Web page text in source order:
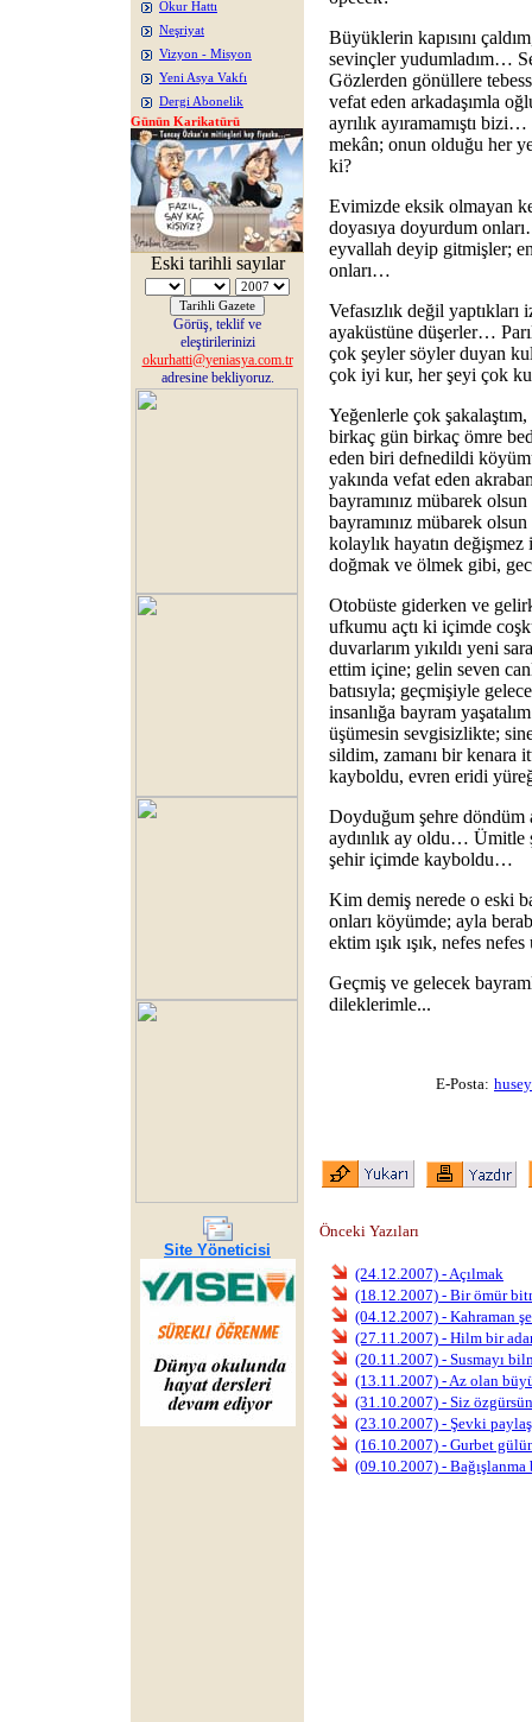
Okur Hattı
Neşriyat
Vizyon - Misyon
Yeni Asya Vakfı
Dergi Abonelik
Günün Karikatürü
Eski tarihli sayılar
Görüş, teklif ve
eleştirilerinizi
okurhatti@yeniasya.com.tr
adresine bekliyoruz.
Site Yöneticisi
Büyüklerin kapısını
sevinçler yudumladım…
Gözlerden gönüllere
vefat eden arkadaşımla
ayrılık ayıramamıştı
mekân; onun olduğu her
ki?
Evimizde eksik olmayan
doyasıya doyurdum
eyvallah deyip gitmişler;
onları…
Vefasızlık değil
ayaküstüne düşerler…
çok şeyler söyler duyan
çok iyi kur, her şeyi çok
Yeğenlerle çok şakalaştım,
birkaç gün birkaç ömre
eden biri defnedildi
yakında vefat eden
bayramınız mübarek
bayramınız mübarek
kolaylık hayatın
doğmak ve ölmek gibi,
Otobüste giderken ve
ufkumu açtı ki içimde
duvarlarım yıkıldı yeni
ettim içine; gelin seven
batısıyla; geçmişiyle
insanlığa bayram
üşümesin sevgisizlikte;
sildim, zamanı bir kenara
kayboldu, evren eridi
Doyduğum şehre döndüm
aydınlık ay oldu… Ümitle
şehir içimde kayboldu…
Kim demiş nerede o eski
onları köyümde; ayla
ektim ışık ışık, nefes
Geçmiş ve gelecek
dileklerimle...
E-Posta:
Önceki Yazıları
(24.12.2007) - Açılmak
(18.12.2007) - Bir ömür
(04.12.2007) - Kahraman
(27.11.2007) - Hilm bir
(20.11.2007) - Susmayı
(13.11.2007) - Az olan
(31.10.2007) - Siz
(23.10.2007) - Şevki
(16.10.2007) - Gurbet
(09.10.2007) - Bağışlanma